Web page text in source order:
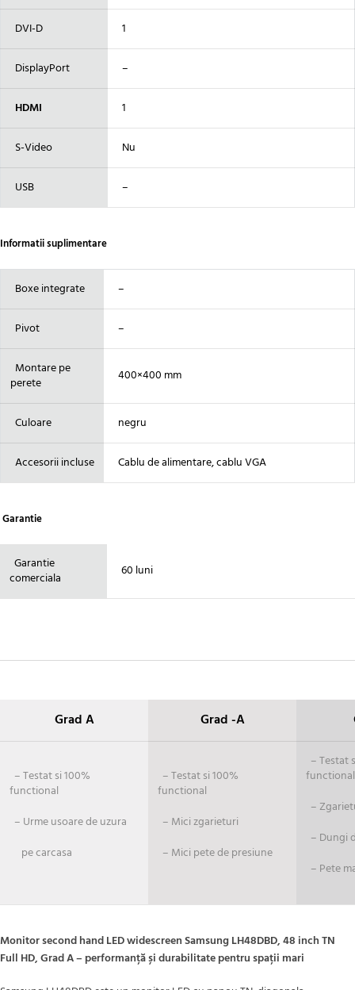
DVI-D 1
DisplayPort –
HDMI 1
S-Video Nu
USB –
Informatii suplimentare
Boxe integrate –
Pivot –
Montare pe
perete
400×400 mm
Culoare negru
Accesorii incluse Cablu de alimentare, cablu VGA
Garantie
Garantie
comerciala
60 luni
Grad A Grad -A
– Testat si 100%
functional
– Urme usoare de uzura
pe carcasa
– Testat si 100%
functional
– Mici zgarieturi
– Mici pete de presiune
– Testat
functional
–
– Dungi
– Pete
Monitor second hand LED widescreen Samsung LH48DBD, 48 inch TN
Full HD, Grad A – performanță și durabilitate pentru spații mari